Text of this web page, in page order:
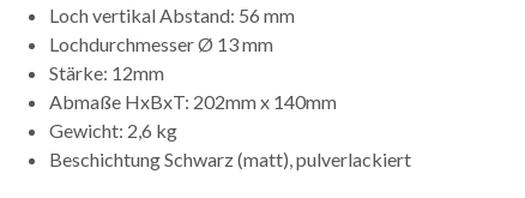
Loch vertikal Abstand: 56 mm
Lochdurchmesser Ø 13 mm
Stärke: 12mm
Abmaße HxBxT: 202mm x 140mm
Gewicht: 2,6 kg
Beschichtung Schwarz (matt), pulverlackiert